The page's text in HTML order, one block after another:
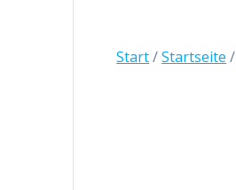
Start/Startseite